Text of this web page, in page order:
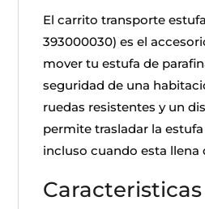
El carrito transporte
393000030) es el
mover tu estufa de
seguridad de una
ruedas resistentes y un
permite trasladar la
incluso cuando esta llena